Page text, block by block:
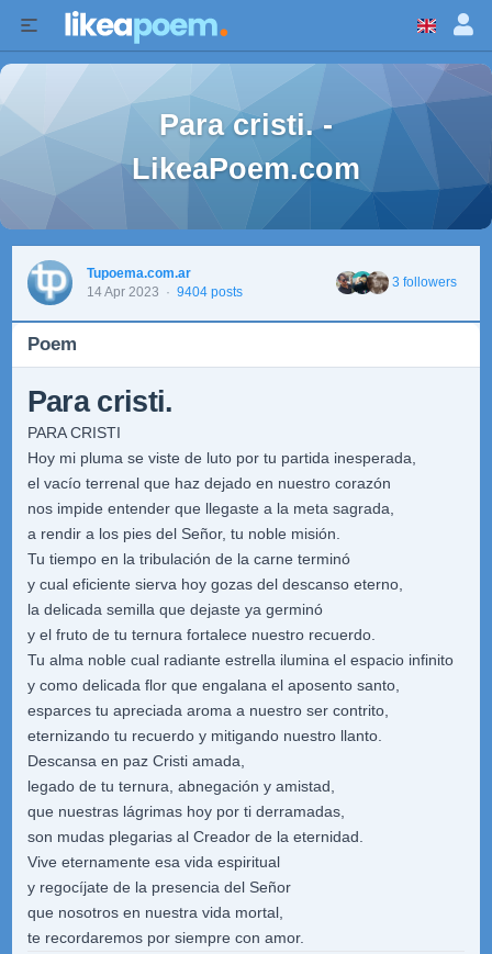
Para cristi. -
LikeaPoem.com
Tupoema.com.ar
14 Apr 2023 · 9404 posts
3 followers
Poem
Para cristi.
PARA CRISTI
Hoy mi pluma se viste de luto por tu partida inesperada,
el vacío terrenal que haz dejado en nuestro corazón
nos impide entender que llegaste a la meta sagrada,
a rendir a los pies del Señor, tu noble misión.
Tu tiempo en la tribulación de la carne terminó
y cual eficiente sierva hoy gozas del descanso eterno,
la delicada semilla que dejaste ya germinó
y el fruto de tu ternura fortalece nuestro recuerdo.
Tu alma noble cual radiante estrella ilumina el espacio infinito
y como delicada flor que engalana el aposento santo,
esparces tu apreciada aroma a nuestro ser contrito,
eternizando tu recuerdo y mitigando nuestro llanto.
Descansa en paz Cristi amada,
legado de tu ternura, abnegación y amistad,
que nuestras lágrimas hoy por ti derramadas,
son mudas plegarias al Creador de la eternidad.
Vive eternamente esa vida espiritual
y regocíjate de la presencia del Señor
que nosotros en nuestra vida mortal,
te recordaremos por siempre con amor.